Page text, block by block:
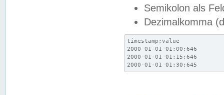
Semikolon als
Dezimalkomma
timestamp;value
2000-01-01 01:00;646
2000-01-01 01:15;646
2000-01-01 01:30;645